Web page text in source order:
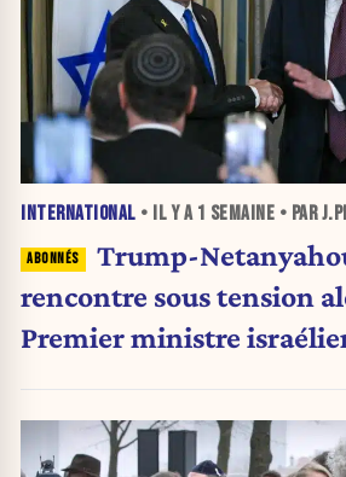
INTERNATIONAL • IL Y A 1 SEMAINE • PAR
Trump-
rencontre sous tension
Premier ministre